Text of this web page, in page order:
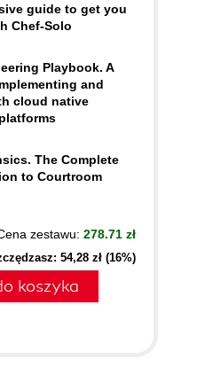
guide to get you
Chef-Solo
Playbook. A
and
cloud native
The Complete
to Courtroom
zestawu: 278.71 zł
54,28 zł (16%)
koszyka